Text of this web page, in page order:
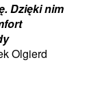
Dzięki nim
Olgierd